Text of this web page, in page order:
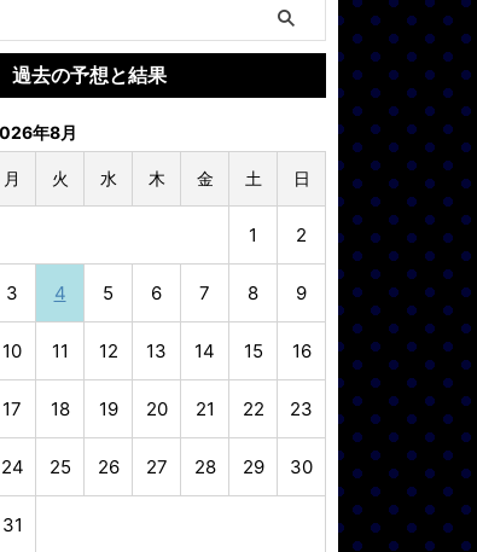
過去の予想と結果
年8月
月 火 水 木 金 土 日
1 2
3 4 5 6 7 8 9
10 11 12 13 14 15 16
17 18 19 20 21 22 23
24 25 26 27 28 29 30
31